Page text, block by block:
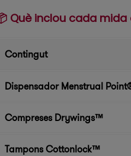
Què inclou cada
Contingut
Dispensador Menstrual
Compreses Drywings™
Tampons Cottonlock™